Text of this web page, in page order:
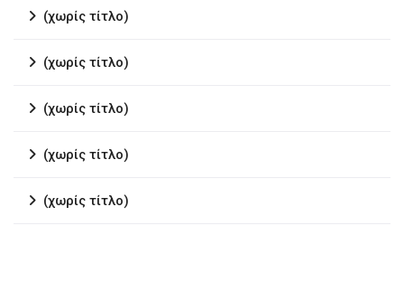
(χωρίς τίτλο)
(χωρίς τίτλο)
(χωρίς τίτλο)
(χωρίς τίτλο)
(χωρίς τίτλο)